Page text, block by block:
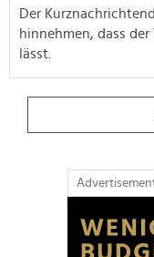
Der
hinnehmen, dass
lässt.